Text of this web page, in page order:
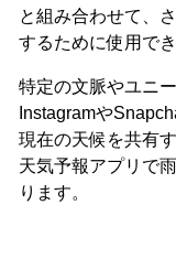
と組み合わせて、
するために使用でき
特定の文脈やユニ
Instagramや
現在の天候を共有
天気予報アプリで
ります。